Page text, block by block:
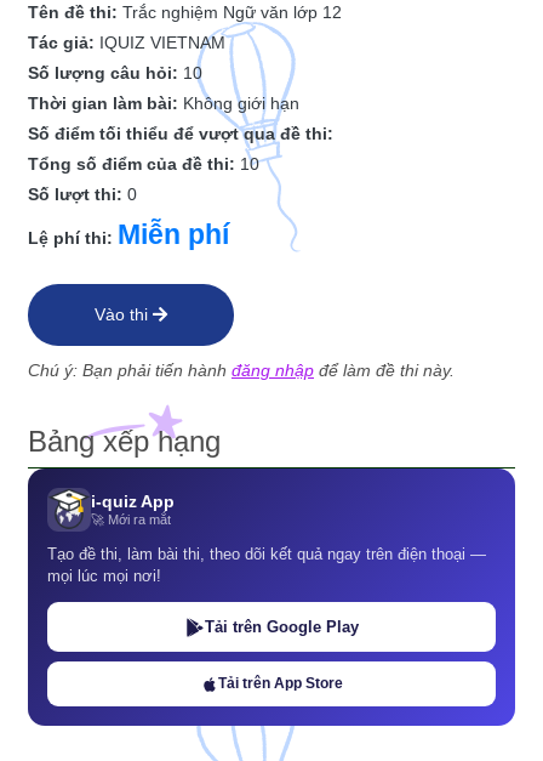
Tên đề thi: Trắc nghiệm Ngữ văn lớp 12
Tác giả: IQUIZ VIETNAM
Số lượng câu hỏi: 10
Thời gian làm bài: Không giới hạn
Số điểm tối thiểu để vượt qua đề thi:
Tổng số điểm của đề thi: 10
Số lượt thi: 0
Lệ phí thi: Miễn phí
Vào thi
Chú ý: Bạn phải tiến hành đăng nhập để làm đề thi này.
Bảng xếp hạng
i-quiz App
🚀 Mới ra mắt
Tạo đề thi, làm bài thi, theo dõi kết quả ngay trên điện thoại —
mọi lúc mọi nơi!
Tải trên Google Play
Tải trên App Store